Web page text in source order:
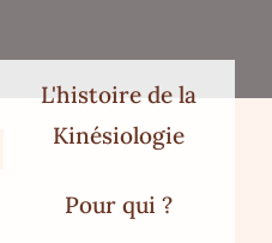
L'histoire de la
Kinésiologie
Pour qui ?